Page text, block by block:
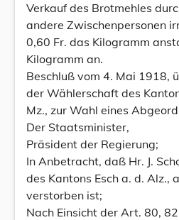
Verkauf des Brotmehles
andere Zwischenpersonen
0,60 Fr. das Kilogramm
Kilogramm an.
Beschluß vom 4. Mai 1918,
der Wählerschaft des
Mz., zur Wahl eines
Der Staatsminister,
Präsident der Regierung;
In Anbetracht, daß Hr. J.
des Kantons Esch a. d. Alz.,
verstorben ist;
Nach Einsicht der Art. 80,